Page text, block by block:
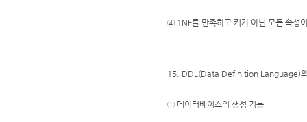
④ 1NF를 만족하고 키가 아닌 모든 속성
15. DDL(Data Definition Language)의
① 데이터베이스의 생성 기능